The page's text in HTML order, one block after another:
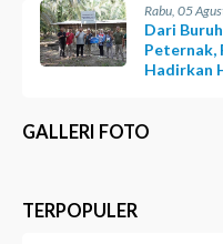
Rabu, 05
Dari
Peternak,
Hadirkan
GALLERI FOTO
TERPOPULER